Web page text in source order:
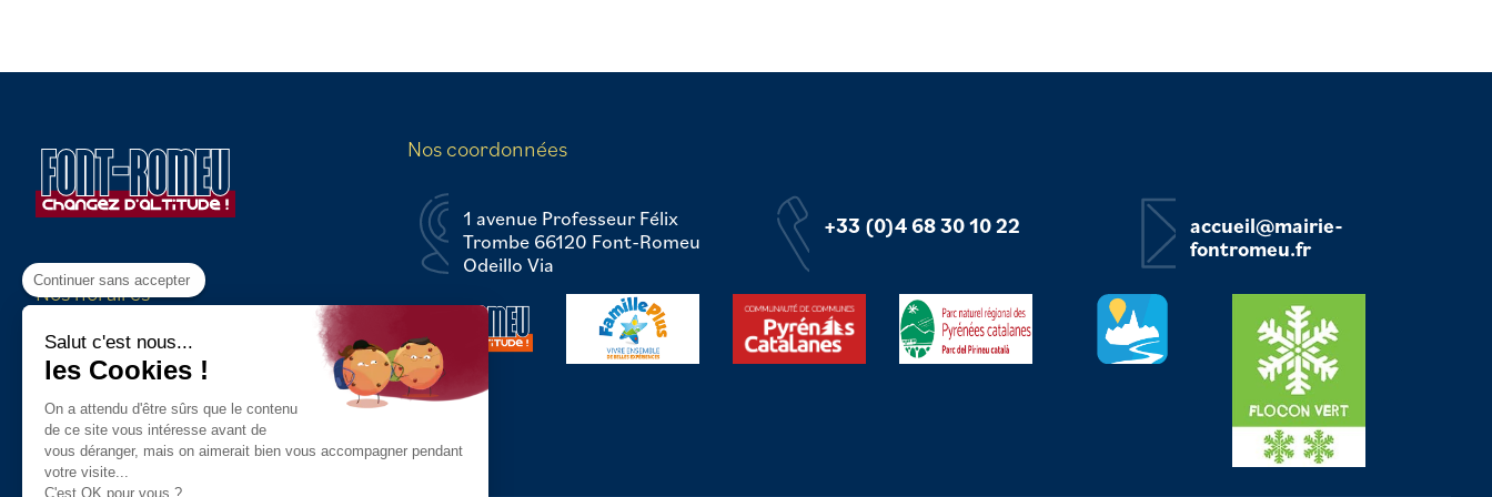
Nos horaires
8h30 - 12h30 / 13h30 - 17h00
Nos coordonnées
1 avenue Professeur Félix
Trombe 66120 Font-Romeu
Odeillo Via
+33 (0)4 68 30 10 22
accueil@mairie-
fontromeu.fr
Continuer sans accepter
Salut c'est nous...
les Cookies !
On a attendu d'être sûrs que le contenu
de ce site vous intéresse avant de
vous déranger, mais on aimerait bien vous accompagner pendant
votre visite...
C'est OK pour vous ?